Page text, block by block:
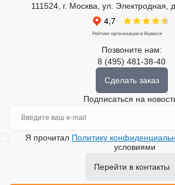
111524, г. Москва, ул. Электродная,
Позвоните нам:
8 (495) 481-38-40
Сделать заказ
Подписаться на
Я прочитал Политику
условиями
Перейти в контакты